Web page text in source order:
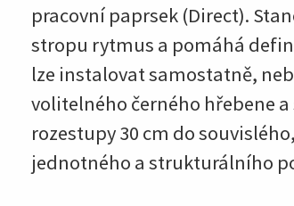
pracovní paprsek (Direct).
stropu rytmus a pomáhá
lze instalovat samostatně,
volitelného černého hřebene
rozestupy 30 cm do
jednotného a strukturálního